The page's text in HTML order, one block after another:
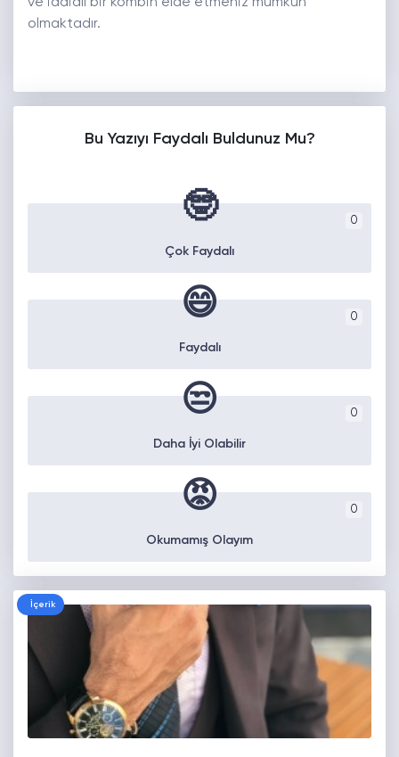
olmaktadır.
Bu Yazıyı Faydalı Buldunuz Mu?
0
🤓
Çok Faydalı
0
😄
Faydalı
0
😒
Daha İyi Olabilir
0
😡
Okumamış Olayım
İçerik